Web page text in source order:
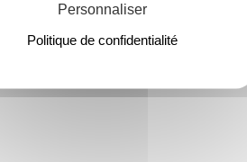
Le Roman de Marceau Miller a
Personnaliser
Politique de confidentialité